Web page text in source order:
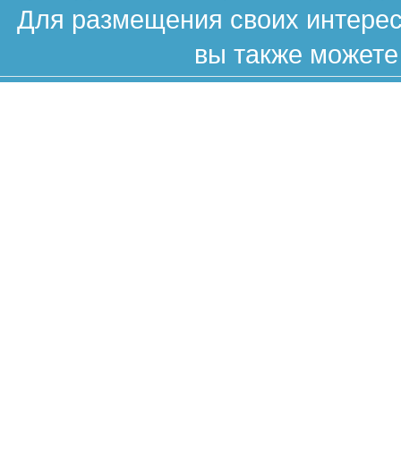
Для размещения своих
вы также